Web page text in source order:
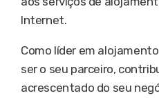
Internet.
Como líder em
ser o seu parceiro,
acrescentado do seu